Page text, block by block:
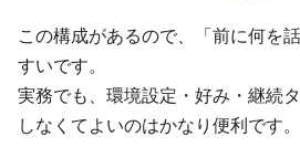
この構成があるので、「前に何を
すいです。
実務でも、環境設定・好み・継続
しなくてよいのはかなり便利です。